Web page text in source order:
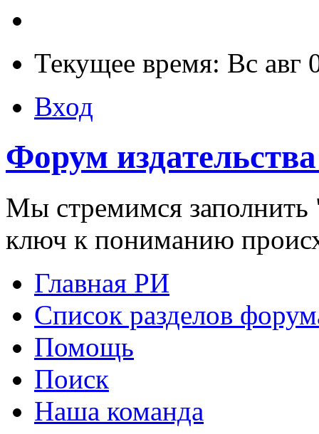
Текущее время: Вс авг
Вход
Форум
Мы стремимся заполнить
ключ к пониманию
Главная РИ
Список разделов
Помощь
Поиск
Наша команда